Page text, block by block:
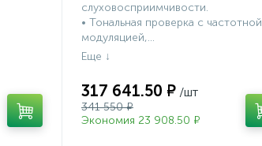
слуховосприимчивости.
• Тональная проверка с частотной
модуляцией,...
317 641.50 ₽
341 550 ₽
Экономия 23 908.50 ₽